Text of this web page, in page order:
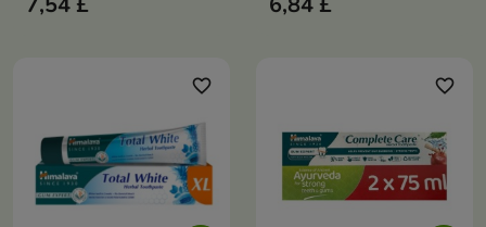
składników pochodzenia
naturalnego
oraz przywracać skórze
favorite_border favorite_border